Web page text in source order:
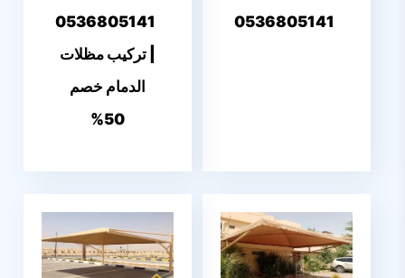
0536805141
0536805141
| تركيب مظلات
الدمام خصم
50%